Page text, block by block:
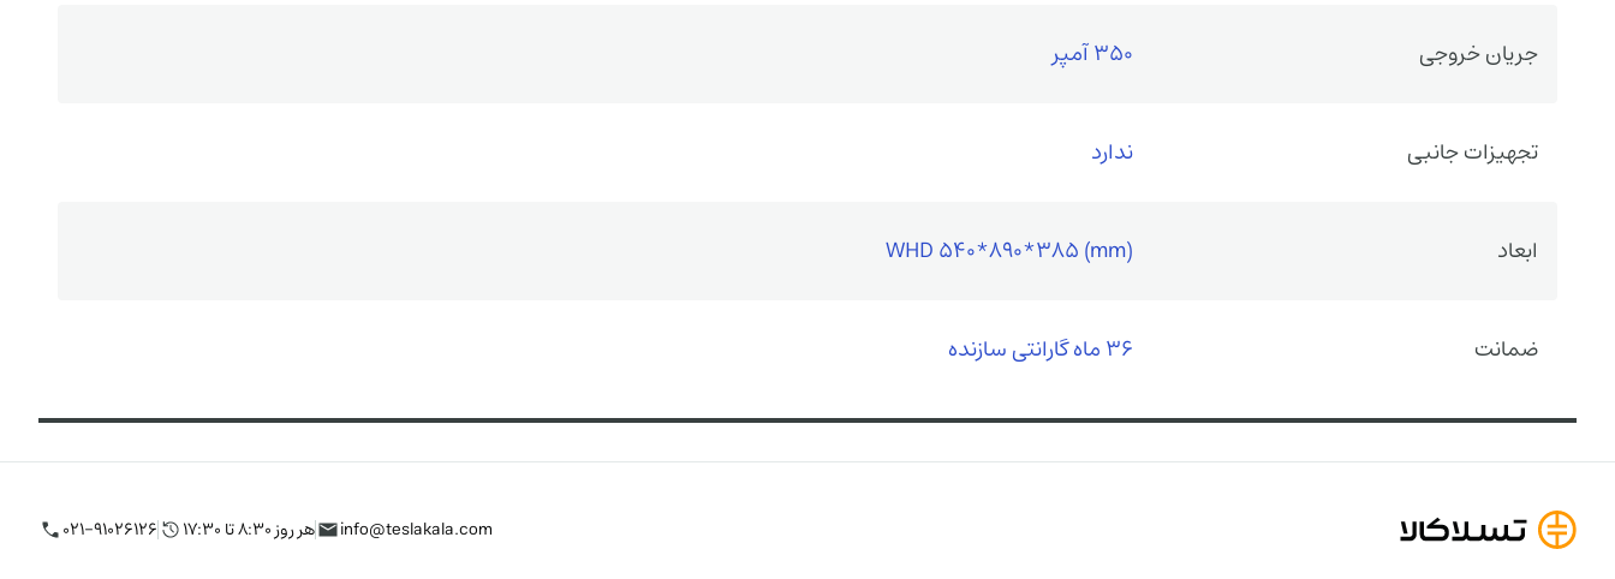
جریان خروجی 350 آمپر
تجهیزات جانبی ندارد
ابعاد WHD 540*890*385 (mm)
ضمانت 36 ماه گارانتی سازنده
۰۲۱-۹۱۰۲۶۱۲۶ هر روز ۸:۳۰ تا ۱۷:۳۰ info@teslakala.com